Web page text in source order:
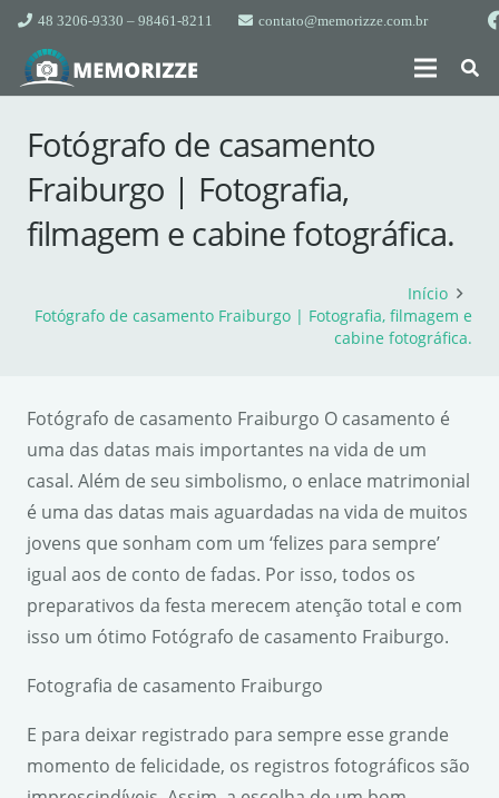
48 3206-9330 – 98461-8211 contato@memorizze.com.br
Fotógrafo de casamento
Fraiburgo | Fotografia,
filmagem e cabine fotográfica.
Início
Fotógrafo de casamento Fraiburgo | Fotografia, filmagem e
cabine fotográfica.
Fotógrafo de casamento Fraiburgo O casamento é
uma das datas mais importantes na vida de um
casal. Além de seu simbolismo, o enlace matrimonial
é uma das datas mais aguardadas na vida de muitos
jovens que sonham com um ‘felizes para sempre’
igual aos de conto de fadas. Por isso, todos os
preparativos da festa merecem atenção total e com
isso um ótimo Fotógrafo de casamento Fraiburgo.
Fotografia de casamento Fraiburgo
E para deixar registrado para sempre esse grande
momento de felicidade, os registros fotográficos são